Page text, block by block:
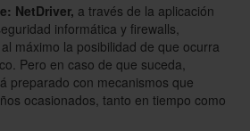
NetDriver, a través de la aplicación
informática y firewalls,
máximo la posibilidad de que ocurra
Pero en caso de que suceda,
preparado con mecanismos que
ocasionados, tanto en tiempo como